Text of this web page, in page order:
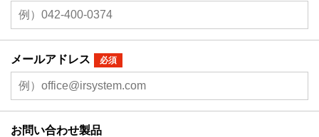
メールアドレス 必須
お問い合わせ製品